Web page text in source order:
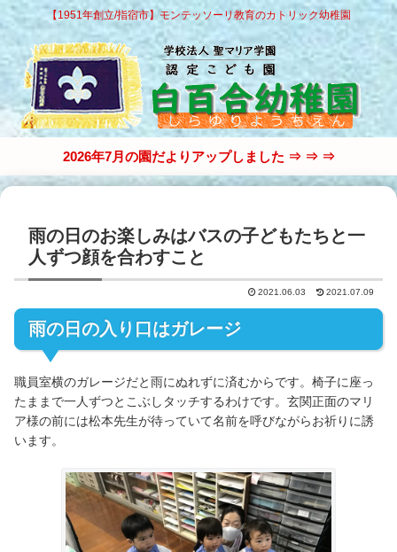
【1951年創立/指宿市】モンテッソーリ教育のカトリック幼稚園
2026年7月の園だよりアップしました ⇒ ⇒ ⇒
雨の日のお楽しみはバスの子どもたちと一
人ずつ顔を合わすこと
2021.06.03 2021.07.09
雨の日の入り口はガレージ
職員室横のガレージだと雨にぬれずに済むからです。椅子に座っ
たままで一人ずつとこぶしタッチするわけです。玄関正面のマリ
ア様の前には松本先生が待っていて名前を呼びながらお祈りに誘
います。